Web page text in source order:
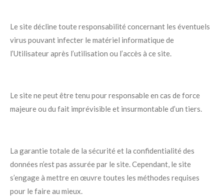
Le site décline toute responsabilité concernant les éventuels
virus pouvant infecter le matériel informatique de
l’Utilisateur après l’utilisation ou l’accès à ce site.
Le site ne peut être tenu pour responsable en cas de force
majeure ou du fait imprévisible et insurmontable d’un tiers.
La garantie totale de la sécurité et la confidentialité des
données n’est pas assurée par le site. Cependant, le site
s’engage à mettre en œuvre toutes les méthodes requises
pour le faire au mieux.